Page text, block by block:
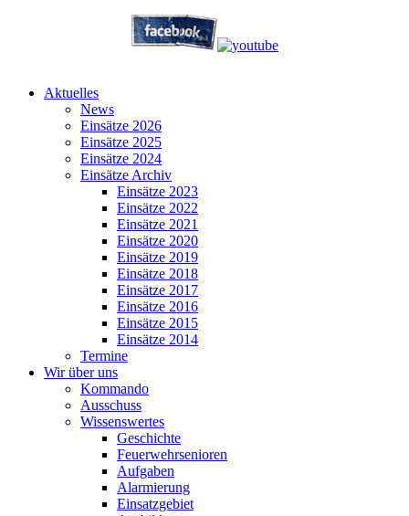
Aktuelles
News
Einsätze 2026
Einsätze 2025
Einsätze 2024
Einsätze Archiv
Einsätze 2023
Einsätze 2022
Einsätze 2021
Einsätze 2020
Einsätze 2019
Einsätze 2018
Einsätze 2017
Einsätze 2016
Einsätze 2015
Einsätze 2014
Termine
Wir über uns
Kommando
Ausschuss
Wissenswertes
Geschichte
Feuerwehrsenioren
Aufgaben
Alarmierung
Einsatzgebiet